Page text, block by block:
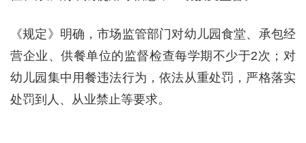
《规定》明确，市场监管部门对幼儿园食堂、承包经
营企业、供餐单位的监督检查每学期不少于2次；对
幼儿园集中用餐违法行为，依法从重处罚，严格落实
处罚到人、从业禁止等要求。